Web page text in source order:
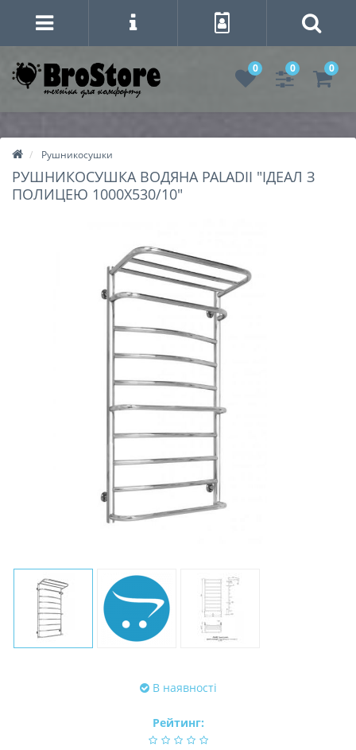
0 0 0
Рушникосушки
РУШНИКОСУШКА ВОДЯНА PALADII "ІДЕАЛ З
ПОЛИЦЕЮ 1000Х530/10"
В наявності
Рейтинг: